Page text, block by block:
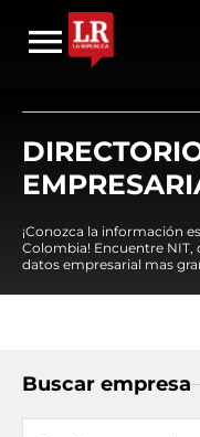
¡Conozca la información
Colombia! Encuentre NIT,
datos empresarial mas
Buscar empresa